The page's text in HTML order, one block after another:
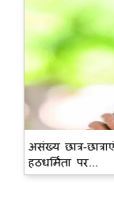
असंख्य छात्र-
हठधर्मिता पर...